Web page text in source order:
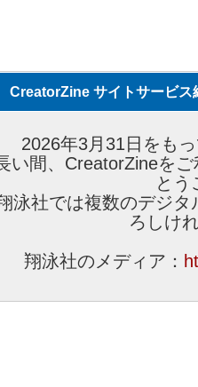
CreatorZine サイトサービス
2026年3月31日をも
い間、CreatorZineを
とう
泳社では複数のデジ
ろしけ
翔泳社のメディア：